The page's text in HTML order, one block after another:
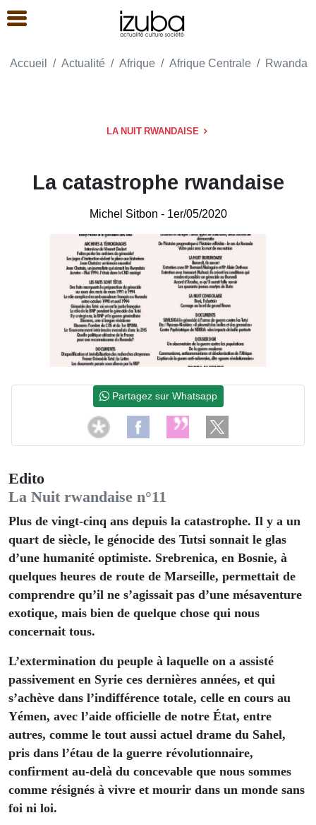
Accueil Actualité Afrique Afrique Centrale Rwanda
LA NUIT RWANDAISE
La catastrophe rwandaise
Michel Sitbon - 1er/05/2020
Edito
La Nuit rwandaise n°11
Plus de vingt-cinq ans depuis la catastrophe. Il y a un
quart de siècle, le génocide des Tutsi sonnait le glas
d’une humanité optimiste. Srebrenica, en Bosnie, à
quelques heures de route de Marseille, permettait de
comprendre qu’il ne s’agissait pas d’une mésaventure
exotique, mais bien de quelque chose qui nous
concernait tous.
L’extermination du peuple à laquelle on a assisté
passivement en Syrie ces dernières années, et qui
s’achève dans l’indifférence totale, celle en cours au
Yémen, avec l’aide officielle de notre État, entre
autres, comme le tout aussi actuel drame du Sahel,
pris dans l’étau de la guerre révolutionnaire,
confirment au-delà du concevable que nous sommes
comme résignés à vivre et mourir dans un monde sans
foi ni loi.
Partagez sur Whatsapp